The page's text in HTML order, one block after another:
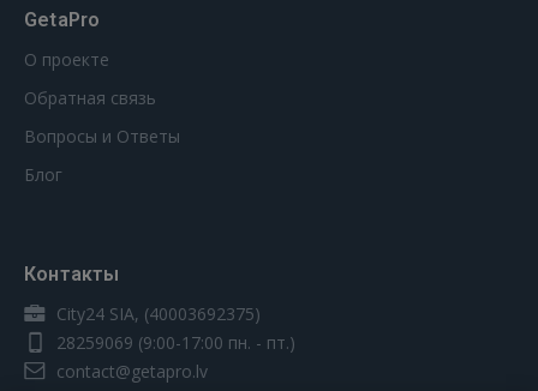
GetaPro
О проекте
Обратная связь
Вопросы и Ответы
Блог
Контакты
City24 SIA, (40003692375)
28259069 (9:00-17:00 пн. - пт.)
contact@getapro.lv